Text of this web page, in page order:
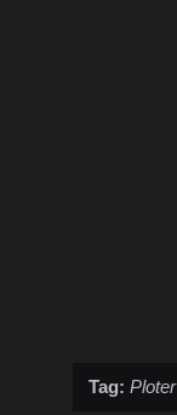
Tag: